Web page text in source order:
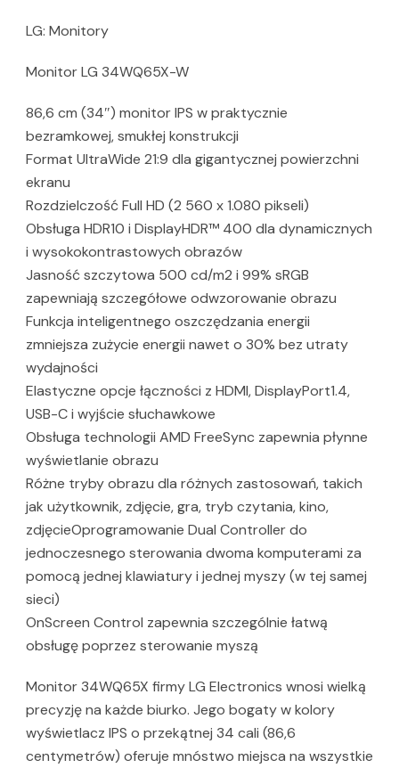
LG: Monitory
Monitor LG 34WQ65X-W
86,6 cm (34″) monitor IPS w praktycznie
bezramkowej, smukłej konstrukcji
Format UltraWide 21:9 dla gigantycznej powierzchni
ekranu
Rozdzielczość Full HD (2 560 x 1.080 pikseli)
Obsługa HDR10 i DisplayHDR™ 400 dla dynamicznych
i wysokokontrastowych obrazów
Jasność szczytowa 500 cd/m2 i 99% sRGB
zapewniają szczegółowe odwzorowanie obrazu
Funkcja inteligentnego oszczędzania energii
zmniejsza zużycie energii nawet o 30% bez utraty
wydajności
Elastyczne opcje łączności z HDMI, DisplayPort1.4,
USB-C i wyjście słuchawkowe
Obsługa technologii AMD FreeSync zapewnia płynne
wyświetlanie obrazu
Różne tryby obrazu dla różnych zastosowań, takich
jak użytkownik, zdjęcie, gra, tryb czytania, kino,
zdjęcieOprogramowanie Dual Controller do
jednoczesnego sterowania dwoma komputerami za
pomocą jednej klawiatury i jednej myszy (w tej samej
sieci)
OnScreen Control zapewnia szczególnie łatwą
obsługę poprzez sterowanie myszą
Monitor 34WQ65X firmy LG Electronics wnosi wielką
precyzję na każde biurko. Jego bogaty w kolory
wyświetlacz IPS o przekątnej 34 cali (86,6
centymetrów) oferuje mnóstwo miejsca na wszystkie